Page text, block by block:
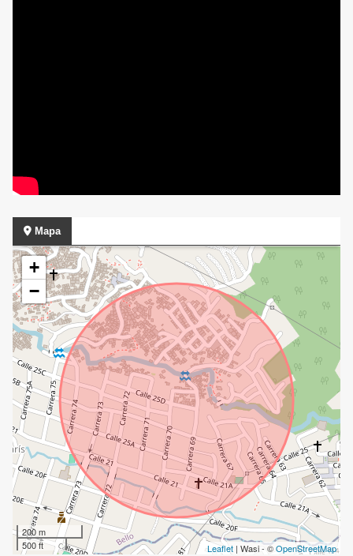
Mapa
+
−
200 m
500 ft
Leaflet | Wasi - ©OpenStreetMap